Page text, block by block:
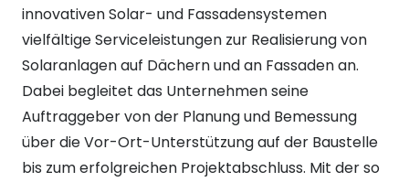
innovativen Solar- und Fassadensystemen
vielfältige Serviceleistungen zur Realisierung von
Solaranlagen auf Dächern und an Fassaden an.
Dabei begleitet das Unternehmen seine
Auftraggeber von der Planung und Bemessung
über die Vor-Ort-Unterstützung auf der Baustelle
bis zum erfolgreichen Projektabschluss. Mit der so